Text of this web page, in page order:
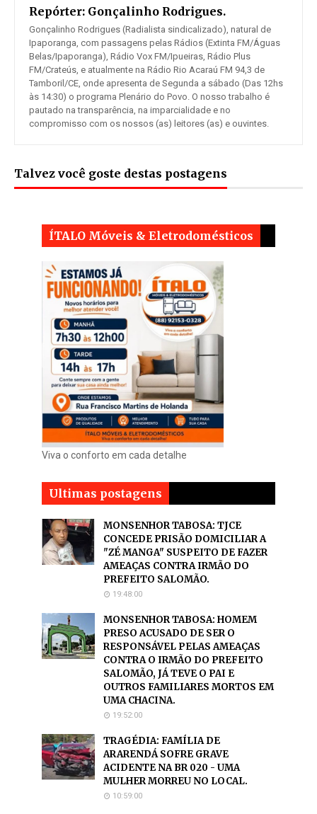
Repórter: Gonçalinho Rodrigues.
Gonçalinho Rodrigues (Radialista sindicalizado), natural de
Ipaporanga, com passagens pelas Rádios (Extinta FM/Águas
Belas/Ipaporanga), Rádio Vox FM/Ipueiras, Rádio Plus
FM/Crateús, e atualmente na Rádio Rio Acaraú FM 94,3 de
Tamboril/CE, onde apresenta de Segunda a sábado (Das 12hs
às 14:30) o programa Plenário do Povo. O nosso trabalho é
pautado na transparência, na imparcialidade e no
compromisso com os nossos (as) leitores (as) e ouvintes.
Talvez você goste destas postagens
ÍTALO Móveis & Eletrodomésticos
Viva o conforto em cada detalhe
Ultimas postagens
MONSENHOR TABOSA: TJCE
CONCEDE PRISÃO DOMICILIAR A
"ZÉ MANGA" SUSPEITO DE FAZER
AMEAÇAS CONTRA IRMÃO DO
PREFEITO SALOMÃO.
19:48:00
MONSENHOR TABOSA: HOMEM
PRESO ACUSADO DE SER O
RESPONSÁVEL PELAS AMEAÇAS
CONTRA O IRMÃO DO PREFEITO
SALOMÃO, JÁ TEVE O PAI E
OUTROS FAMILIARES MORTOS EM
UMA CHACINA.
19:52:00
TRAGÉDIA: FAMÍLIA DE
ARARENDÁ SOFRE GRAVE
ACIDENTE NA BR 020 - UMA
MULHER MORREU NO LOCAL.
10:59:00